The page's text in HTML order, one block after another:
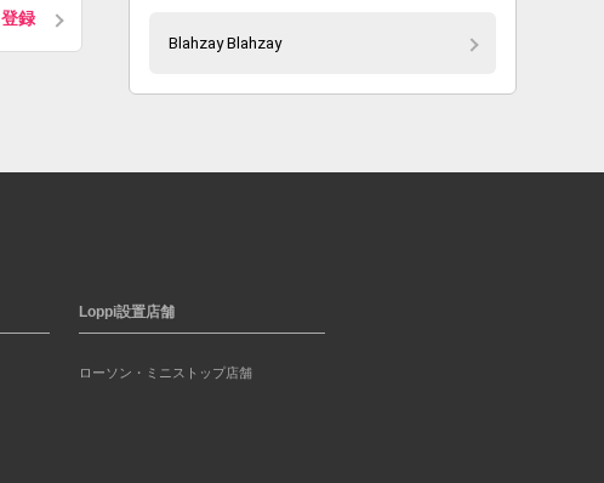
録
Blahzay Blahzay
Loppi設置店舗
ローソン・ミニストップ店舗